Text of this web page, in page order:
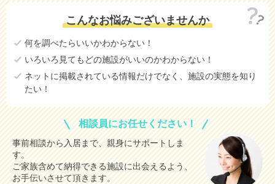
こんなお悩みございませんか
何を調べたらいいかわからない！
いろいろ見てもどの施設がいいのかわからない！
ネットに掲載されている情報だけでなく、施設の実態を知り
たい！
相談員にお任せください！
事前相談から入居まで、親身にサポートしま
す。
ご家族含めて納得できる施設に出会えるよう、
お手伝いさせて頂きます。